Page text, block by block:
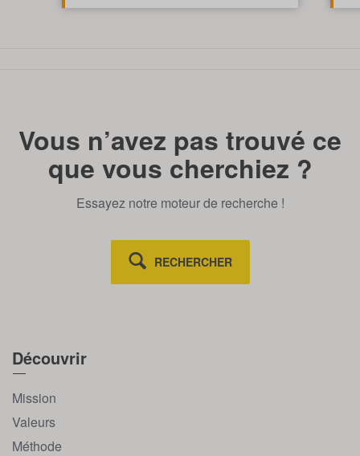
Vous n’avez pas trouvé ce
que vous cherchiez ?
Essayez notre moteur de recherche !
RECHERCHER
Découvrir
Mission
Valeurs
Méthode